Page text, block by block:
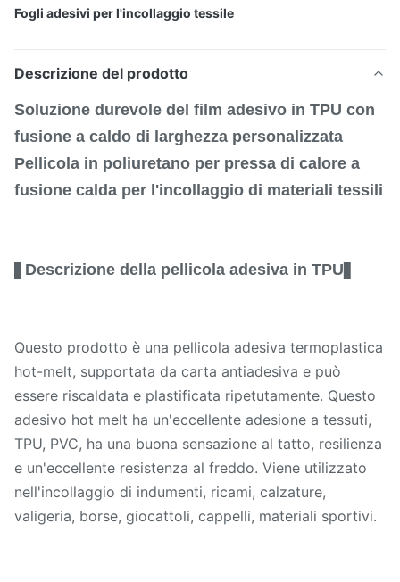
Fogli adesivi per l'incollaggio tessile
Descrizione del prodotto
Soluzione durevole del film adesivo in TPU con
fusione a caldo di larghezza personalizzata
Pellicola in poliuretano per pressa di calore a
fusione calda per l'incollaggio di materiali tessili
Descrizione della pellicola adesiva in TPU
Questo prodotto è una pellicola adesiva termoplastica
hot-melt, supportata da carta antiadesiva e può
essere riscaldata e plastificata ripetutamente. Questo
adesivo hot melt ha un'eccellente adesione a tessuti,
TPU, PVC, ha una buona sensazione al tatto, resilienza
e un'eccellente resistenza al freddo. Viene utilizzato
nell'incollaggio di indumenti, ricami, calzature,
valigeria, borse, giocattoli, cappelli, materiali sportivi.